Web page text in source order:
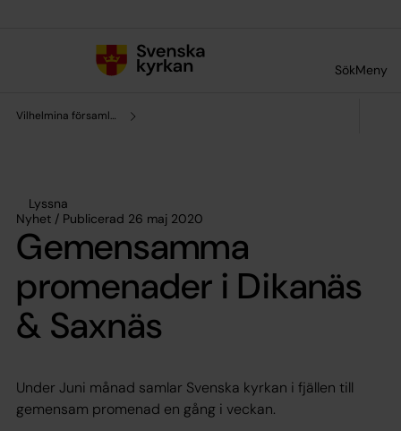
SökMeny
Vilhelmina församling
Lyssna
Nyhet / Publicerad 26 maj 2020
Gemensamma
promenader i Dikanäs
& Saxnäs
Under Juni månad samlar Svenska kyrkan i fjällen till
gemensam promenad en gång i veckan.